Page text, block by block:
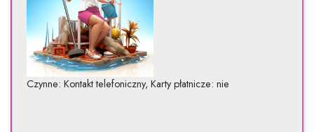
Czynne: Kontakt telefoniczny, Karty płatnicze: nie